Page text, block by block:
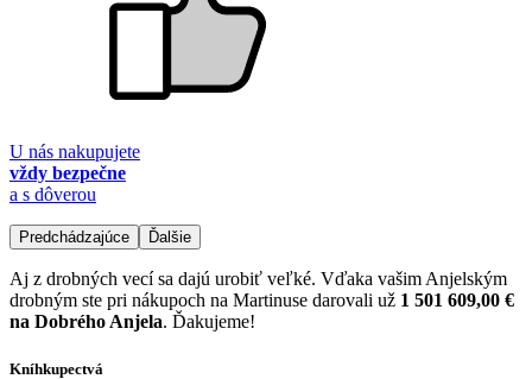
U nás nakupujete
vždy bezpečne
a s dôverou
Predchádzajúce Ďalšie
Aj z drobných vecí sa dajú urobiť veľké. Vďaka vašim Anjelským
drobným ste pri nákupoch na Martinuse darovali už 1 501 609,00 €
na Dobrého Anjela. Ďakujeme!
Kníhkupectvá